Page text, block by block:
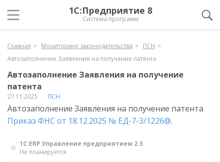
1С:Предприятие 8
Система программ
Главная Мониторинг законодательства
ПСН
Автозаполнение Заявления на получение патента
Автозаполнение Заявления на получение
патента
27.11.2025 ПСН
Автозаполнение Заявления на получение патента
Приказ ФНС от 18.12.2025 № ЕД-7-3/1226@.
1С:ERP Управление предприятием 2.5
Не планируется